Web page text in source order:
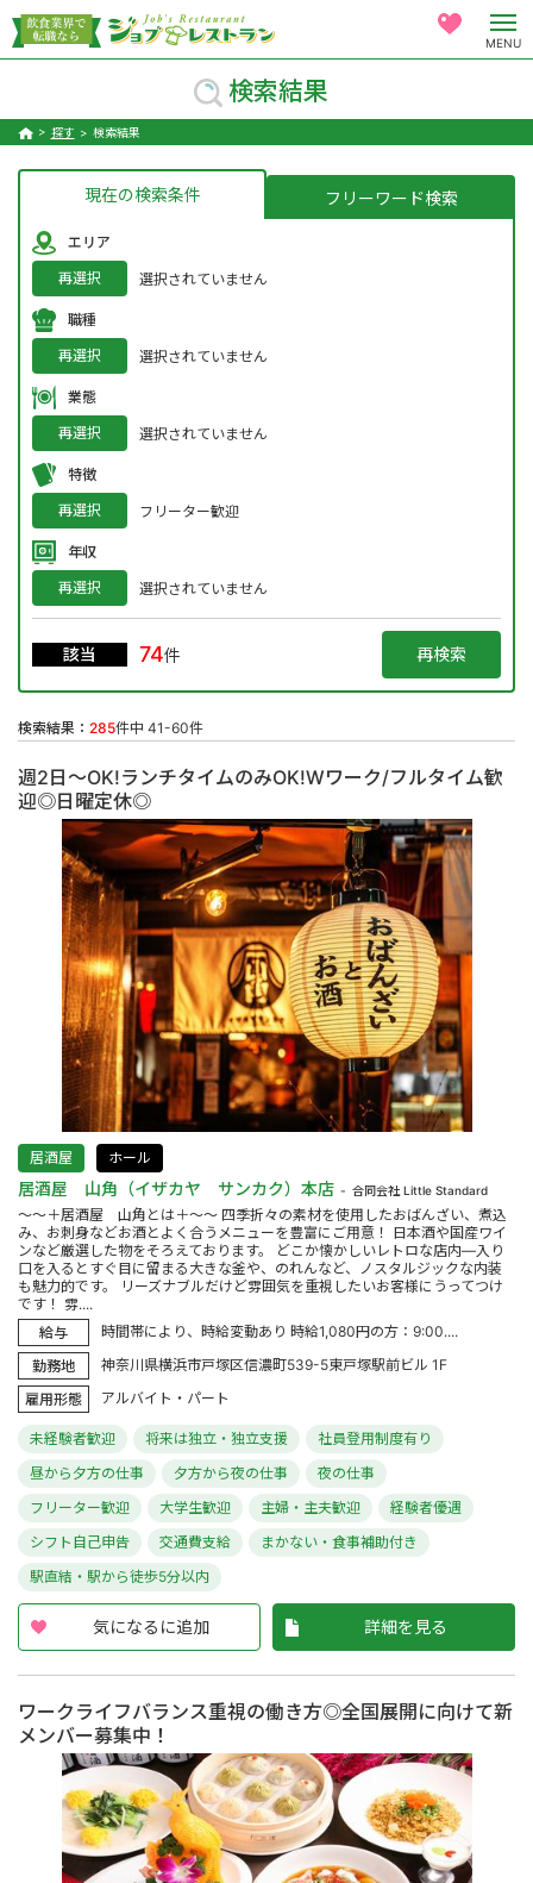
MENU
検索結果
探す 検索結果
現在の検索条件 フリーワード検索
エリア
再選択
選択されていません
職種
再選択
選択されていません
業態
再選択
選択されていません
特徴
再選択
フリーター歓迎
年収
再選択
選択されていません
該当 74件
検索結果： 285件中 41-60件
週2日～OK!ランチタイムのみOK!Wワーク/フルタイム歓
迎◎日曜定休◎
居酒屋 ホール
居酒屋 山角（イザカヤ サンカク）本店 合同会社 Little Standard
～～＋居酒屋 山角とは＋～～ 四季折々の素材を使用したおばんざい、煮込
み、お刺身などお酒とよく合うメニューを豊富にご用意！ 日本酒や国産ワイ
ンなど厳選した物をそろえております。 どこか懐かしいレトロな店内―入り
口を入るとすぐ目に留まる大きな釜や、のれんなど、ノスタルジックな内装
も魅力的です。 リーズナブルだけど雰囲気を重視したいお客様にうってつけ
です！ 雰....
給与
時間帯により、時給変動あり 時給1,080円の方：9:00....
勤務地
神奈川県横浜市戸塚区信濃町539-5東戸塚駅前ビル 1F
雇用形態
アルバイト・パート
未経験者歓迎 将来は独立・独立支援
社員登用制度有り
昼から夕方の仕事
夕方から夜の仕事
夜の仕事
フリーター歓迎
大学生歓迎 主婦・主夫歓迎
経験者優遇
シフト自己申告
交通費支給
まかない・食事補助付き
駅直結・駅から徒歩5分以内
気になるに追加 詳細を見る
ワークライフバランス重視の働き方◎全国展開に向けて新
メンバー募集中！